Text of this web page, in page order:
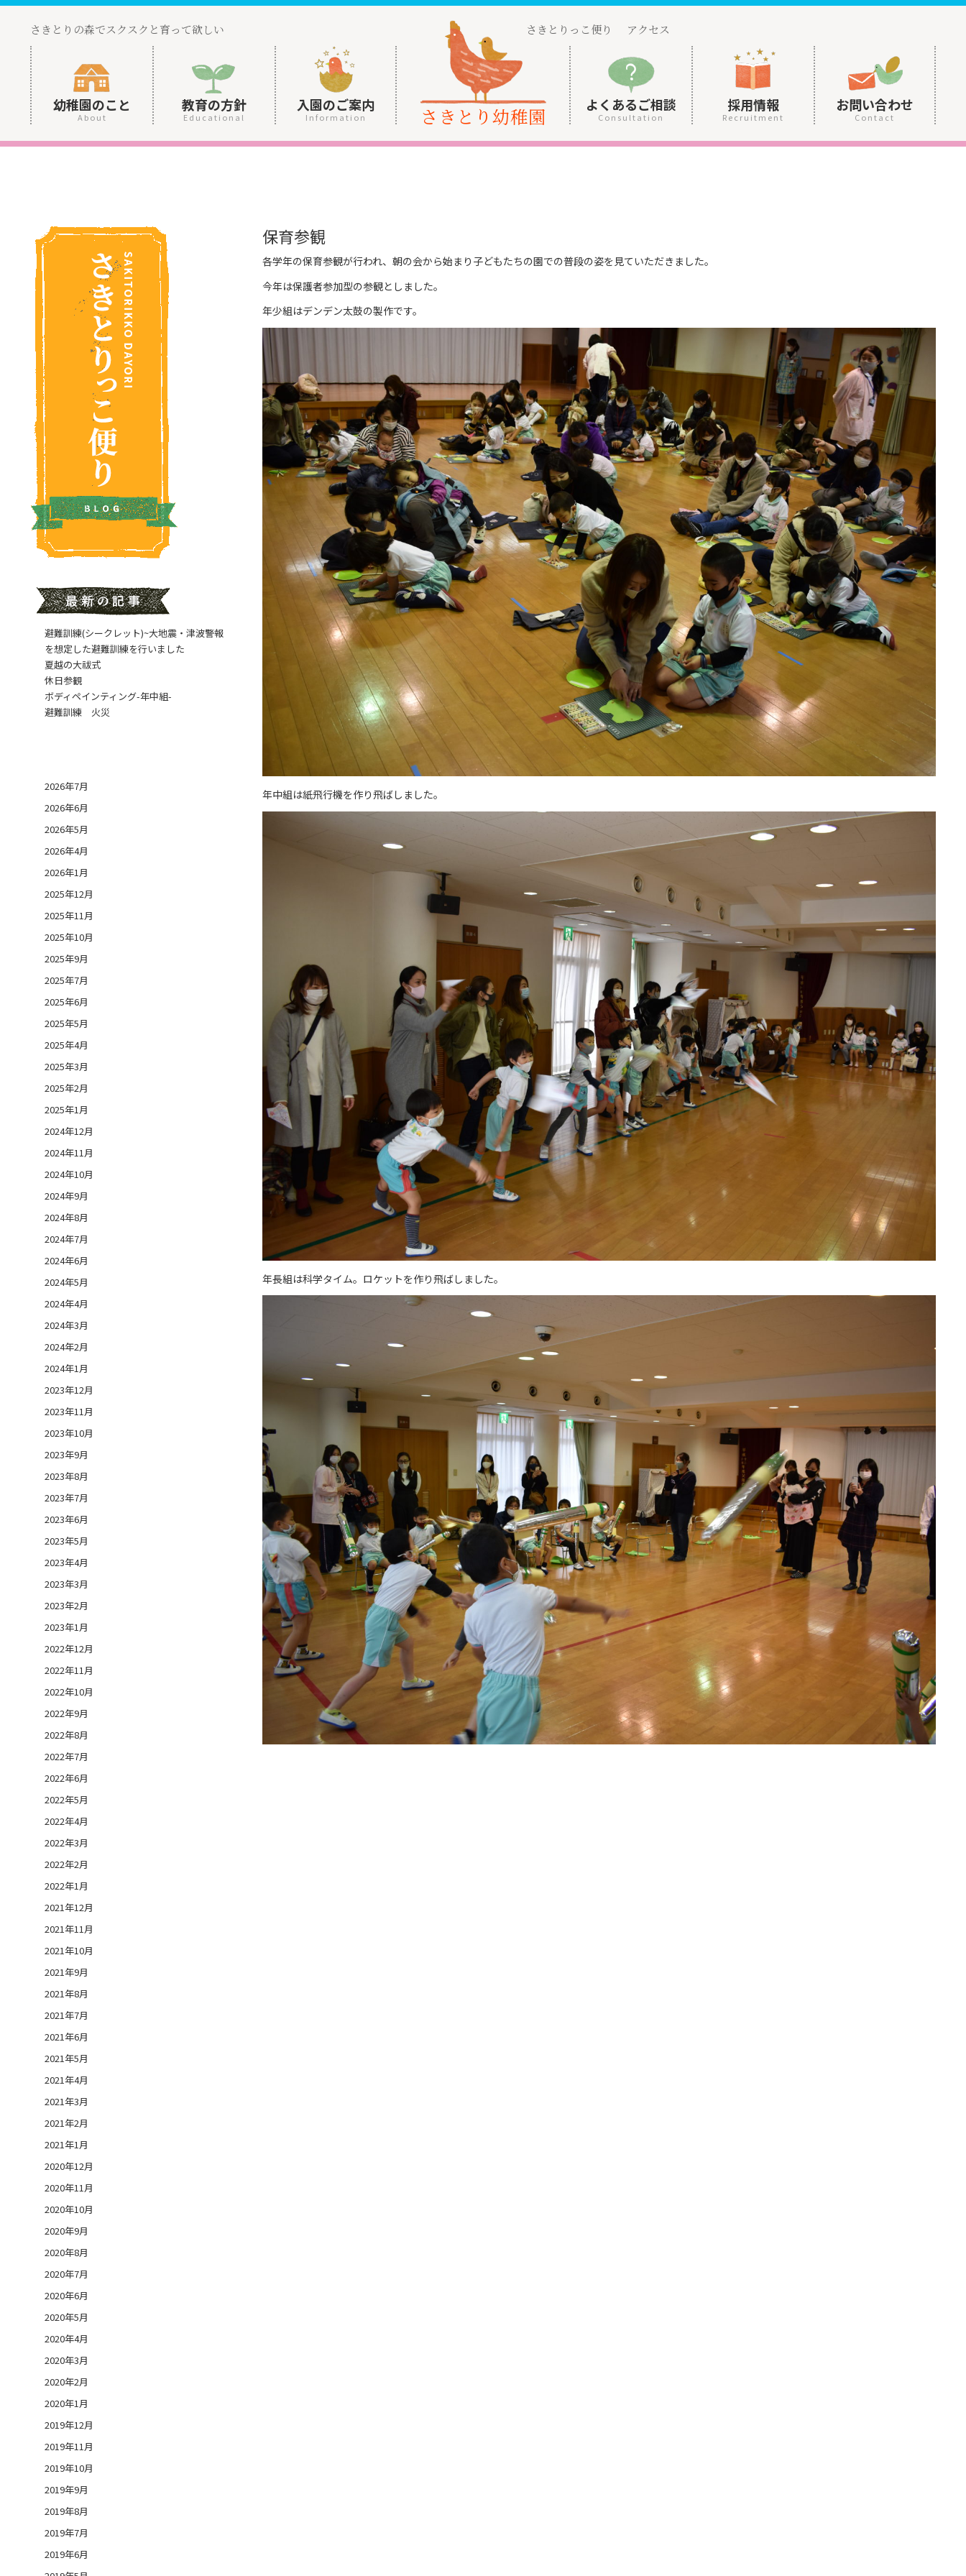
さきとりの森でスクスクと育って欲しい さきとりっこ便り アクセス
さきとり幼稚園
幼稚園のこと
About
教育の方針
Educational
入園のご案内
Information
よくあるご相談
Consultation
採用情報
Recruitment
お問い合わせ
Contact
保育参観
各学年の保育参観が行われ、朝の会から始まり子どもたちの園での普段の姿を見ていただきました。
今年は保護者参加型の参観としました。
年少組はデンデン太鼓の製作です。
年中組は紙飛行機を作り飛ばしました。
年長組は科学タイム。ロケットを作り飛ばしました。
避難訓練(シークレット)~大地震・津波警報
を想定した避難訓練を行いました
夏越の大祓式
休日参観
ボディペインティング-年中組-
避難訓練 火災
2026年7月
2026年6月
2026年5月
2026年4月
2026年1月
2025年12月
2025年11月
2025年10月
2025年9月
2025年7月
2025年6月
2025年5月
2025年4月
2025年3月
2025年2月
2025年1月
2024年12月
2024年11月
2024年10月
2024年9月
2024年8月
2024年7月
2024年6月
2024年5月
2024年4月
2024年3月
2024年2月
2024年1月
2023年12月
2023年11月
2023年10月
2023年9月
2023年8月
2023年7月
2023年6月
2023年5月
2023年4月
2023年3月
2023年2月
2023年1月
2022年12月
2022年11月
2022年10月
2022年9月
2022年8月
2022年7月
2022年6月
2022年5月
2022年4月
2022年3月
2022年2月
2022年1月
2021年12月
2021年11月
2021年10月
2021年9月
2021年8月
2021年7月
2021年6月
2021年5月
2021年4月
2021年3月
2021年2月
2021年1月
2020年12月
2020年11月
2020年10月
2020年9月
2020年8月
2020年7月
2020年6月
2020年5月
2020年4月
2020年3月
2020年2月
2020年1月
2019年12月
2019年11月
2019年10月
2019年9月
2019年8月
2019年7月
2019年6月